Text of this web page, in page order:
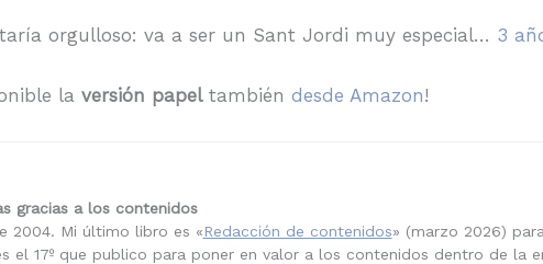
orgulloso: va a ser un Sant Jordi muy especial… 3
la versión papeltambién desde Amazon!
gracias a los contenidos
2004. Mi último libro es «Redacción de contenidos» (marzo 2026)
el 17º que publico para poner en valor a los contenidos dentro de la